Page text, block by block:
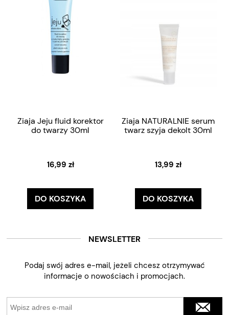
Ziaja Jeju fluid korektor
do twarzy 30ml
16,99 zł
DO KOSZYKA
Ziaja NATURALNIE serum
twarz szyja dekolt 30ml
13,99 zł
DO KOSZYKA
NEWSLETTER
Podaj swój adres e-mail, jeżeli chcesz otrzymywać
informacje o nowościach i promocjach.